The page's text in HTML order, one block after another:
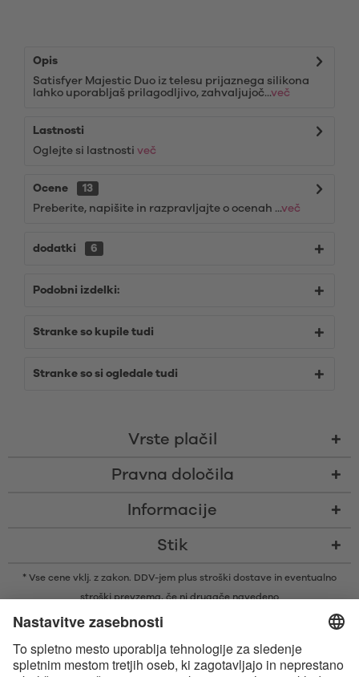
Opis
Satisfyer Majestic Duo iz telesu prijaznega silikona
lahko uporabljaš prilagodljivo, zahvaljujoč...več
Lastnosti
Oglejte si lastnosti več
Ocene
13
Preberite, napišite in razpravljajte o ocenah ...več
dodatki 6
Podobni izdelki:
Stranke so kupile tudi
Stranke so si ogledale tudi
Vrste plačil
Pravna določila
Informacije
Stik
* Vse cene vklj. z zakon. DDV-jem plus stroški dostave in eventualno
stroški prevzema, če ni drugače navedeno
* Besedna znamka in logotipi Bluetooth® so zaščitene blagovne znamke v
licenco za njihovo uporabo.
Apple, logotip Apple in Apple Watch so blagovne znamke družbe Apple